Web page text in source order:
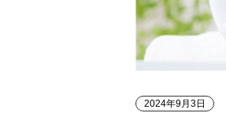
2024年9月3日